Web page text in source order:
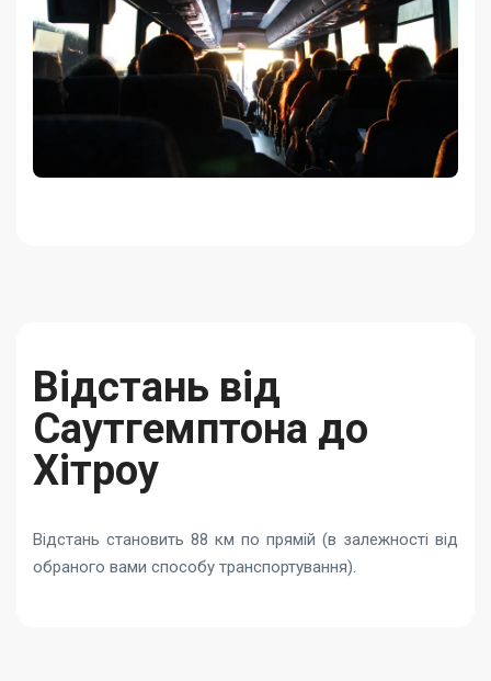
Відстань від
Саутгемптона до
Хітроу
Відстань становить 88 км по прямій (в залежності від
обраного вами способу транспортування).